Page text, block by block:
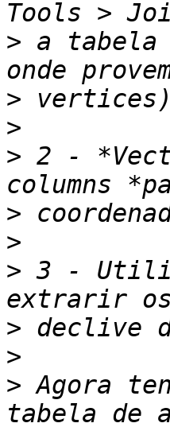
> a tabela
>
>
> 2 -
>
>
> 3 -
>
>
> Agora